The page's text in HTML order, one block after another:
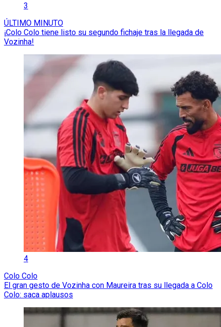
3
ÚLTIMO MINUTO
¡Colo Colo tiene listo su segundo fichaje tras la llegada de
Vozinha!
4
Colo Colo
El gran gesto de Vozinha con Maureira tras su llegada a Colo
Colo: saca aplausos